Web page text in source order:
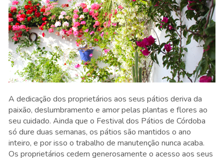
A dedicação dos proprietários aos seus pátios deriva da
paixão, deslumbramento e amor pelas plantas e flores ao
seu cuidado. Ainda que o Festival dos Pátios de Córdoba
só dure duas semanas, os pátios são mantidos o ano
inteiro, e por isso o trabalho de manutenção nunca acaba.
Os proprietários cedem generosamente o acesso aos seus